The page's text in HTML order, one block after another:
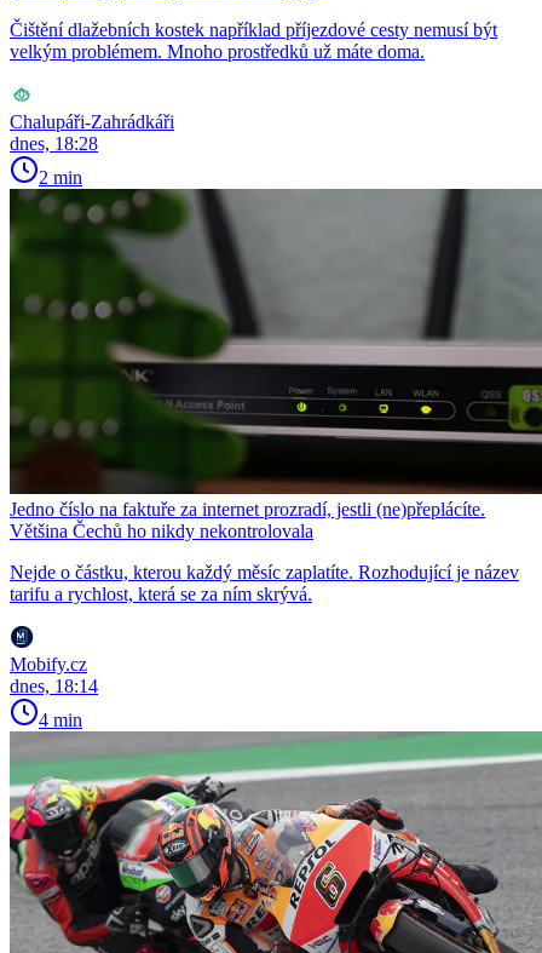
Čištění dlažebních kostek například příjezdové cesty nemusí být
velkým problémem. Mnoho prostředků už máte doma.
Chalupáři-Zahrádkáři
dnes, 18:28
2 min
Jedno číslo na faktuře za internet prozradí, jestli (ne)přeplácíte.
Většina Čechů ho nikdy nekontrolovala
Nejde o částku, kterou každý měsíc zaplatíte. Rozhodující je název
tarifu a rychlost, která se za ním skrývá.
Mobify.cz
dnes, 18:14
4 min